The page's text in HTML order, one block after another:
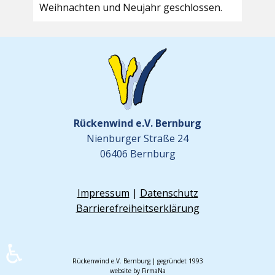
Weihnachten und Neujahr geschlossen.
Rückenwind e.V. Bernburg
Nienburger Straße 24
06406 Bernburg
Impressum | Datenschutz
Barrierefreiheitserklärung
Rückenwind e.V. Bernburg | gegründet 1993
website by FirmaNa